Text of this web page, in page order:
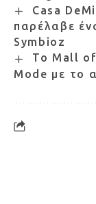
Casa
παρέλαβε
Symbioz
Το Mall of
Mode με το